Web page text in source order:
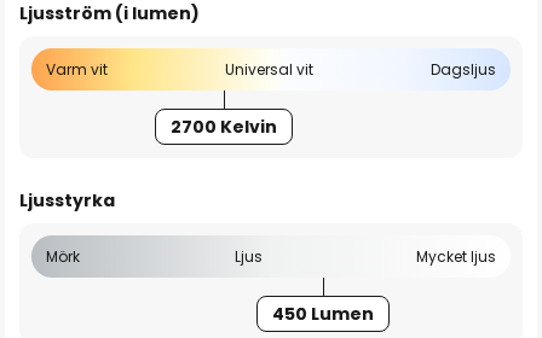
Ljusström (i lumen)
Varm vit Universal vit Dagsljus
2700 Kelvin
Ljusstyrka
Mörk Ljus Mycket ljus
450 Lumen